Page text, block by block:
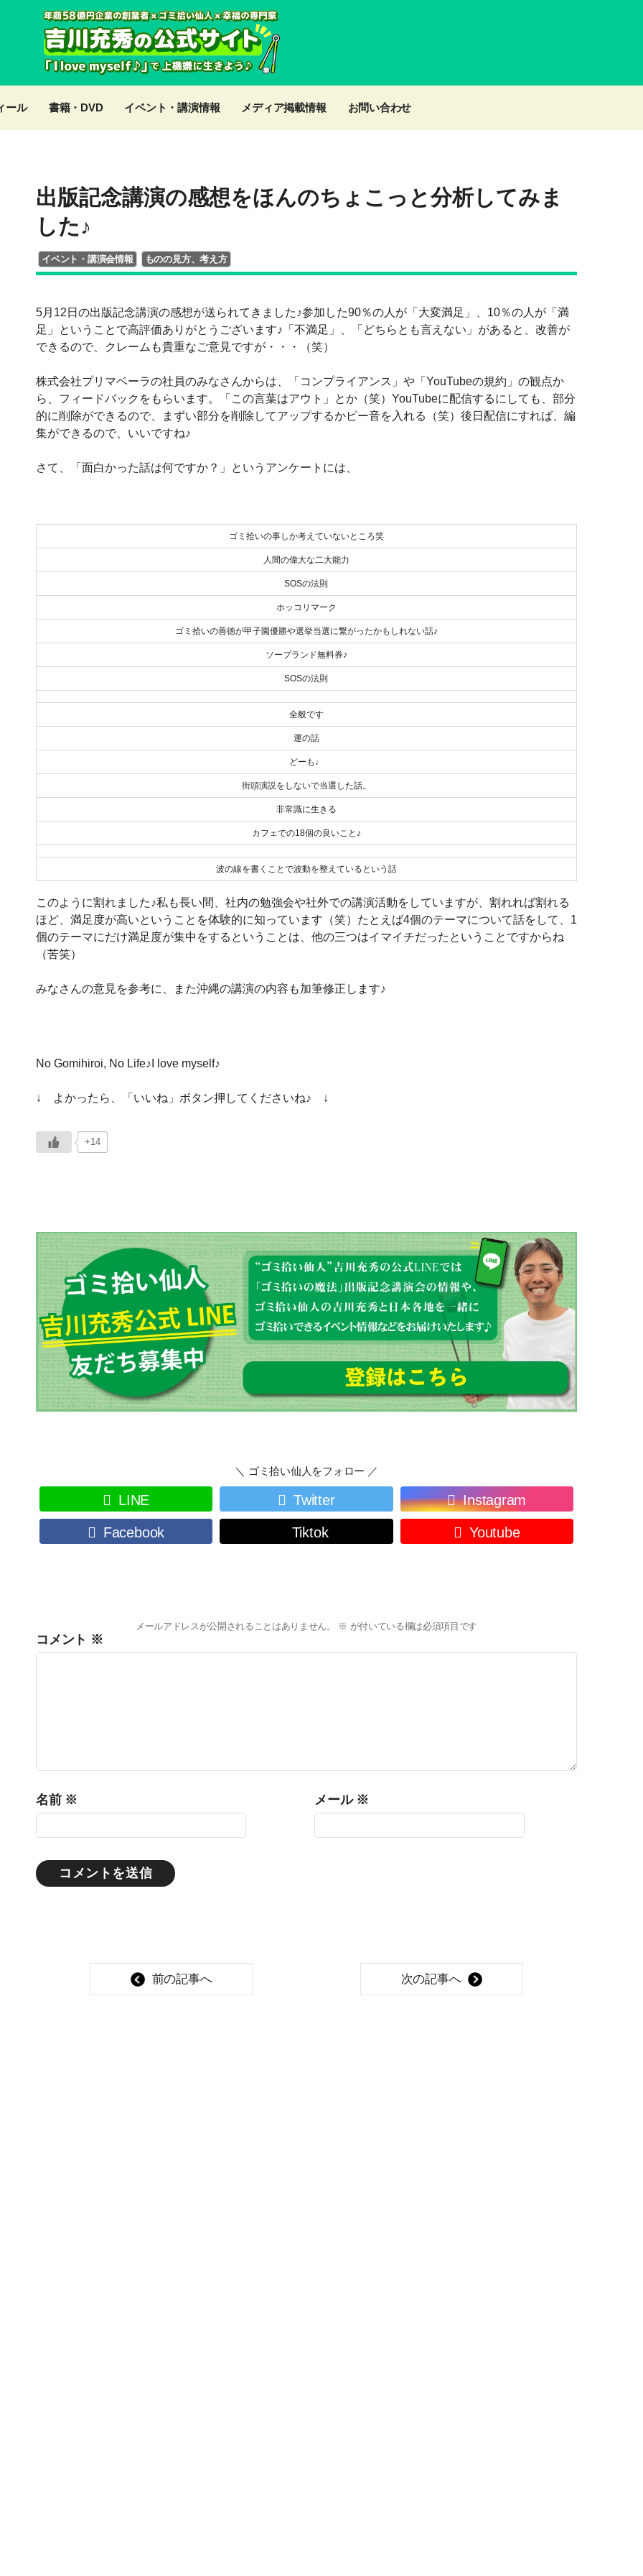
ール 書籍・DVD イベント・講演情報 メディア掲載情報 お問い合わせ
出版記念講演の感想をほんのちょこっと分析してみま
した♪
イベント・講演会情報 ものの見方、考え方
5月12日の出版記念講演の感想が送られてきました♪参加した90％の人が「大変満足」、10％の人が「満
足」ということで高評価ありがとうございます♪「不満足」、「どちらとも言えない」があると、改善が
できるので、クレームも貴重なご意見ですが・・・（笑）
株式会社プリマベーラの社員のみなさんからは、「コンプライアンス」や「YouTubeの規約」の観点か
ら、フィードバックをもらいます。「この言葉はアウト」とか（笑）YouTubeに配信するにしても、部分
的に削除ができるので、まずい部分を削除してアップするかピー音を入れる（笑）後日配信にすれば、編
集ができるので、いいですね♪
さて、「面白かった話は何ですか？」というアンケートには、
ゴミ拾いの事しか考えていないところ笑
人間の偉大な二大能力
SOSの法則
ホッコリマーク
ゴミ拾いの善徳が甲子園優勝や選挙当選に繋がったかもしれない話♪
ソープランド無料券♪
SOSの法則
全般です
運の話
どーも♩
街頭演説をしないで当選した話。
非常識に生きる
カフェでの18個の良いこと♪
波の線を書くことで波動を整えているという話
このように割れました♪私も長い間、社内の勉強会や社外での講演活動をしていますが、割れれば割れる
ほど、満足度が高いということを体験的に知っています（笑）たとえば4個のテーマについて話をして、1
個のテーマにだけ満足度が集中をするということは、他の三つはイマイチだったということですからね
（苦笑）
みなさんの意見を参考に、また沖縄の講演の内容も加筆修正します♪
No Gomihiroi, No Life♪I love myself♪
↓ よかったら、「いいね」ボタン押してくださいね♪ ↓
+14
＼ ゴミ拾い仙人をフォロー ／
LINE Twitter Instagram
Facebook Tiktok Youtube
メールアドレスが公開されることはありません。 ※ が付いている欄は必須項目です
コメント ※
名前 ※ メール ※
前の記事へ 次の記事へ